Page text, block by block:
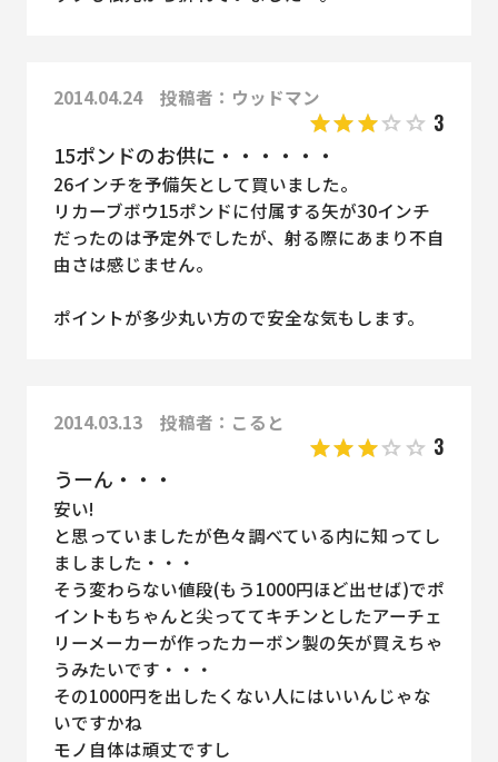
2014.04.24 投稿者：ウッドマン
3
15ポンドのお供に・・・・・・
26インチを予備矢として買いました。
リカーブボウ15ポンドに付属する矢が30インチ
だったのは予定外でしたが、射る際にあまり不自
由さは感じません。
ポイントが多少丸い方ので安全な気もします。
2014.03.13 投稿者：こると
3
うーん・・・
安い!
と思っていましたが色々調べている内に知ってし
ましました・・・
そう変わらない値段(もう1000円ほど出せば)でポ
イントもちゃんと尖っててキチンとしたアーチェ
リーメーカーが作ったカーボン製の矢が買えちゃ
うみたいです・・・
その1000円を出したくない人にはいいんじゃな
いですかね
モノ自体は頑丈ですし